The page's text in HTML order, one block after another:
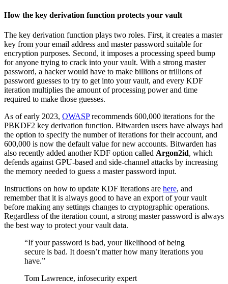
How the key derivation function protects your vault
The key derivation function plays two roles. First, it creates a master
key from your email address and master password suitable for
encryption purposes. Second​​, it imposes a processing speed bump
for anyone trying to crack into your vault. With a strong master
password, a hacker would have to make billions or trillions of
password guesses to try to get into your vault, and every KDF
iteration multiplies the amount of processing power and time
required to make those guesses.
As of early 2023, OWASPrecommends 600,000 iterations for the
PBKDF2 key derivation function. Bitwarden users have always had
the option to specify the number of iterations for their account, and
600,000 is now the default value for new accounts. Bitwarden has
also recently added another KDF option called Argon2id, which
defends against GPU-based and side-channel attacks by increasing
the memory needed to guess a master password input.
Instructions on how to update KDF iterations are here, and
remember that it is always good to have an export of your vault
before making any settings changes to cryptographic operations.
Regardless of the iteration count, a strong master password is always
the best way to protect your vault data.
“If your password is bad, your likelihood of being
secure is bad. It doesn’t matter how many iterations you
have.”
Tom Lawrence, infosecurity expert